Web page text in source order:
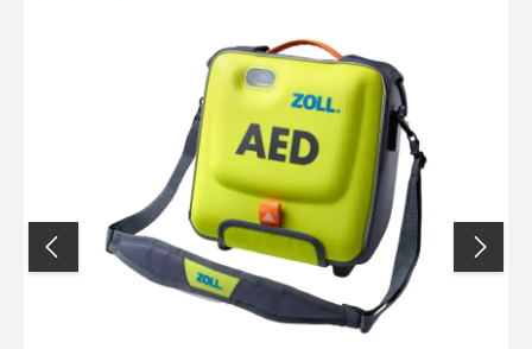
Konferenz (Gruppen-Event) - Dokumentation und
ZertifikatZum Abschluss der Veranstaltung wird die
Einweisung und Funktionsprüfung bzw.
Erstinbetriebnahme rechtskonform im
Medizinproduktebuch Ihres automatisierten externen
Defibrillators dokumentiert. Nach der Veranstaltung
erhält jeder Teilnehmer mit einem gültigen Ticket ein
digitales Zertifikat per E-Mail zugesendet.Häufig gestellte
Fragen zur Veranstaltung:Gibt es eine Begrenzung der
Teilnehmerzahl?Nein, es gibt keine Begrenzung der
Teilnehmerzahl pro Veranstaltung. Jeder Teilnehmer
benötigt ein gültiges Ticket. Wenn Sie mehr als einen
Teilnehmer für eine ZOOM Video Konferenz anmelden
möchten, kontaktieren Sie bitte vorab unseren
Kundenservice und sichern sich attraktive Rabatte schon